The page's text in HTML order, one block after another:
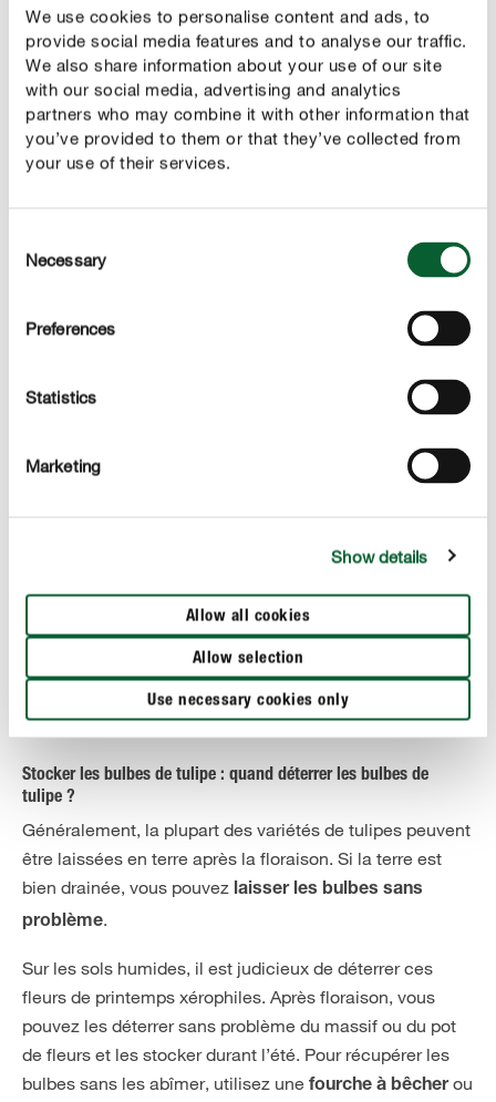
We use cookies to personalise content and ads, to
provide social media features and to analyse our traffic.
We also share information about your use of our site
with our social media, advertising and analytics
partners who may combine it with other information that
you’ve provided to them or that they’ve collected from
your use of their services.
Selection
Necessary
Preferences
Statistics
Marketing
Show details
Allow all cookies
Allow selection
Use necessary cookies only
Si vous voulez chouchouter vos tulipes, et selon leur
variété, amendez le sol dès le printemps, avant la
plantation. Bien appliquée, cette méthode dispense
quasiment d’une fertilisation supplémentaire avec un
engrais organique.
Généralement,
bonne fertilisation permet aussi aux variétés de tulipes à
longue durée de vie, de stocker suffisamment de
végétation. Un apport de compost doit être mesuré, car il
Quand peut-on tailler les tulipes ?
faner, coupez-les
de préférence à leur base pour que la
Laissez toutefois sécher la tige verte avec les feuilles ,
car elle continue d’apporter des nutriments au bulbe.
Dès qu’elle est desséchée, coupez-la
précautionneusement. Vos protégées pourront alors
former des bulbilles au cours des prochaines années.
Stocker les bulbes de tulipe : quand déterrer les bulbes de
tulipe ?
Généralement, la plupart des variétés de tulipes peuvent
être laissées en terre après la floraison. Si la terre est
bien drainée, vous pouvez laisser les bulbes sans
problème.
Sur les sols humides, il est judicieux de déterrer ces
fleurs de printemps xérophiles. Après floraison, vous
pouvez les déterrer sans problème du massif ou du pot
de fleurs et les stocker durant l’été. Pour récupérer les
bulbes sans les abîmer, utilisez une fourche à bêcherou